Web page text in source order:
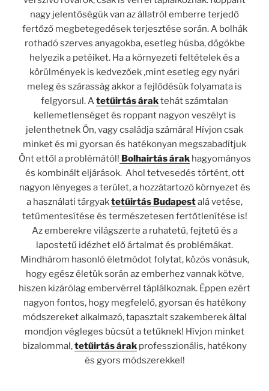
nagy jelentőségük van az állatról emberre terjedő
fertőző megbetegedések terjesztése során. A bolhák
rothadó szerves anyagokba, esetleg húsba, dögökbe
helyezik a petéiket. Ha a környezeti feltételek és a
körülmények is kedvezőek ,mint esetleg egy nyári
meleg és szárasság akkor a fejlődésük folyamata is
felgyorsul. Atetűirtás áraktehát számtalan
kellemetlenséget és roppant nagyon veszélyt is
jelenthetnek Ön, vagy családja számára! Hívjon csak
minket és mi gyorsan és hatékonyan megszabadítjuk
Önt ettől a problémától! Bolhairtás árakhagyományos
és kombinált eljárások. Ahol tetvesedés történt, ott
nagyon lényeges a terület, a hozzátartozó környezet és
a használati tárgyaktetűirtás Budapestalá vetése,
tetűmentesítése és természetesen fertőtlenítése is!
Az emberekre világszerte a ruhatetű, fejtetű és a
lapostetű idézhet elő ártalmat és problémákat.
Mindhárom hasonló életmódot folytat, közös vonásuk,
hogy egész életük során az emberhez vannak kötve,
hiszen kizárólag embervérrel táplálkoznak. Éppen ezért
nagyon fontos, hogy megfelelő, gyorsan és hatékony
módszereket alkalmazó, tapasztalt szakemberek által
mondjon végleges búcsút a tetűknek! Hívjon minket
bizalommal,tetűirtás árak professzionális, hatékony
és gyors módszerekkel!